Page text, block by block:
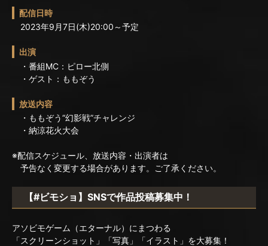
配信日時
2023年9月7日(木)20:00～予定
出演
・番組MC：ピロー北側
・ゲスト：ももぞう
放送内容
・ももぞう“幻影戦”チャレンジ
・納涼花火大会
※配信スケジュール、放送内容・出演者は
予告なく変更する場合があります。ご了承ください。
【#ビモショ】SNSで作品投稿募集中！
アソビモゲーム（エターナル）にまつわる
「スクリーンショット」「写真」「イラスト」を大募集！